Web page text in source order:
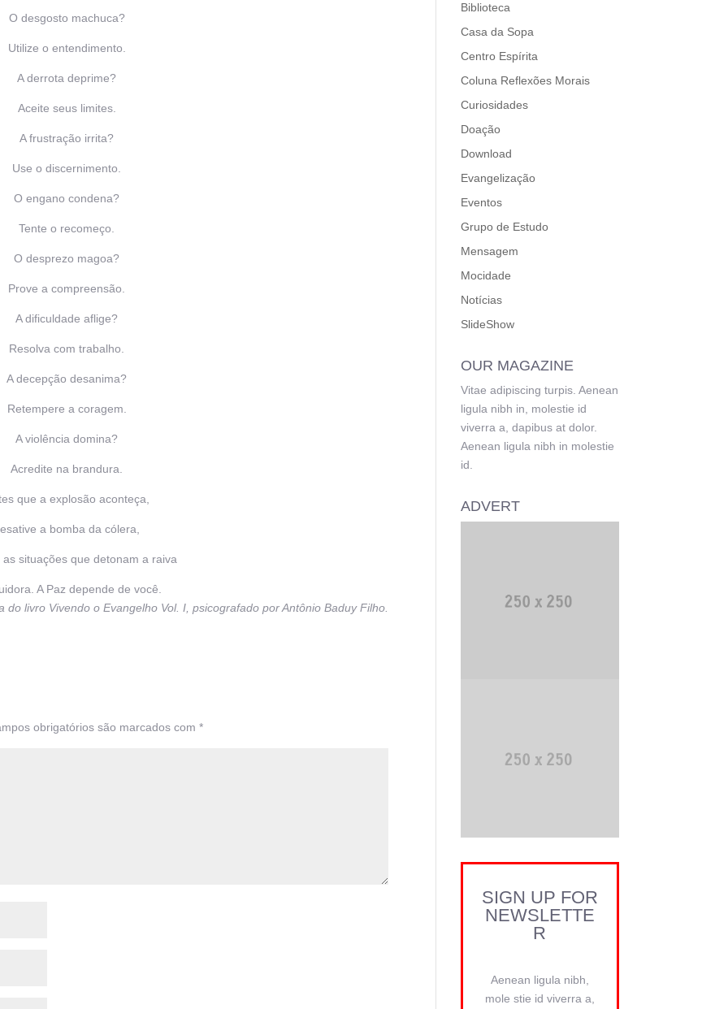
O desgosto machuca?
Utilize o entendimento.
A derrota deprime?
Aceite seus limites.
A frustração irrita?
Use o discernimento.
O engano condena?
Tente o recomeço.
O desprezo magoa?
Prove a compreensão.
A dificuldade aflige?
Resolva com trabalho.
A decepção desanima?
Retempere a coragem.
A violência domina?
Acredite na brandura.
que a explosão aconteça,
a bomba da cólera,
as situações que detonam a raiva
A Paz depende de você.
do livro Vivendo o Evangelho Vol. I, psicografado por Antônio Baduy Filho.
obrigatórios são marcados com*
Biblioteca
Casa da Sopa
Centro Espírita
Coluna Reflexões Morais
Curiosidades
Doação
Download
Evangelização
Eventos
Grupo de Estudo
Mensagem
Mocidade
Notícias
SlideShow
OUR MAGAZINE
Vitae adipiscing turpis. Aenean
ligula nibh in, molestie id
viverra a, dapibus at dolor.
Aenean ligula nibh in molestie
id.
ADVERT
SIGN UP FOR
NEWSLETTE
R
Aenean ligula nibh,
mole stie id viverra a,